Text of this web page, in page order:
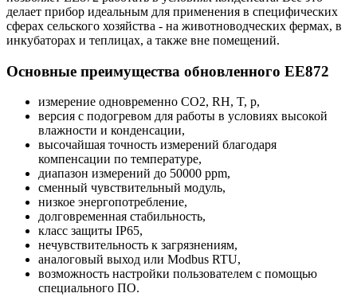
делает прибор идеальным для применения в специфических
сферах сельского хозяйства - на животноводческих фермах, в
инкубаторах и теплицах, а также вне помещений.
Основные преимущества обновленного ЕЕ872
измерение одновременно СО2, RH, T, p,
версия с подогревом для работы в условиях высокой
влажности и конденсации,
высочайшая точность измерений благодаря
компенсации по температуре,
диапазон измерений до 50000 ppm,
сменный чувствительный модуль,
низкое энергопотребление,
долговременная стабильность,
класс защиты IP65,
нечувствительность к загрязнениям,
аналоговый выход или Modbus RTU,
возможность настройки пользователем с помощью
специального ПО.